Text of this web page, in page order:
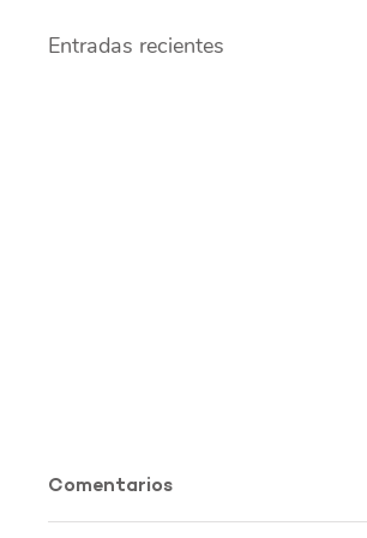
Entradas recientes
Comentarios